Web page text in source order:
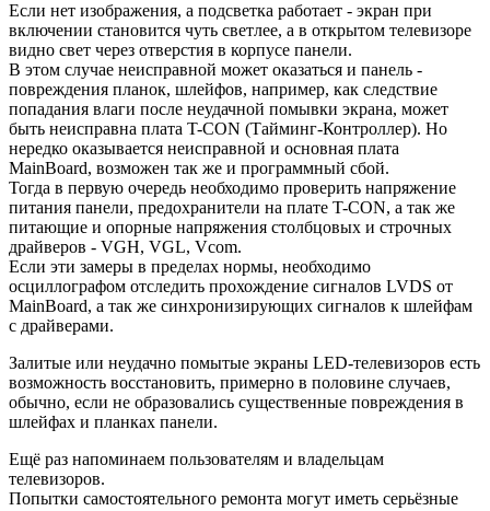
Если нет изображения, а подсветка работает - экран при
включении становится чуть светлее, а в открытом телевизоре
видно свет через отверстия в корпусе панели.
В этом случае неисправной может оказаться и панель -
повреждения планок, шлейфов, например, как следствие
попадания влаги после неудачной помывки экрана, может
быть неисправна плата T-CON (Тайминг-Контроллер). Но
нередко оказывается неисправной и основная плата
MainBoard, возможен так же и программный сбой.
Тогда в первую очередь необходимо проверить напряжение
питания панели, предохранители на плате T-CON, а так же
питающие и опорные напряжения столбцовых и строчных
драйверов - VGH, VGL, Vcom.
Если эти замеры в пределах нормы, необходимо
осциллографом отследить прохождение сигналов LVDS от
MainBoard, а так же синхронизирующих сигналов к шлейфам
с драйверами.
Залитые или неудачно помытые экраны LED-телевизоров есть
возможность восстановить, примерно в половине случаев,
обычно, если не образовались существенные повреждения в
шлейфах и планках панели.
Ещё раз напоминаем пользователям и владельцам
телевизоров.
Попытки самостоятельного ремонта могут иметь серьёзные